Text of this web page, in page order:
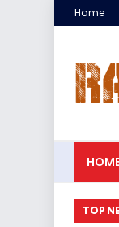
Home
TOP